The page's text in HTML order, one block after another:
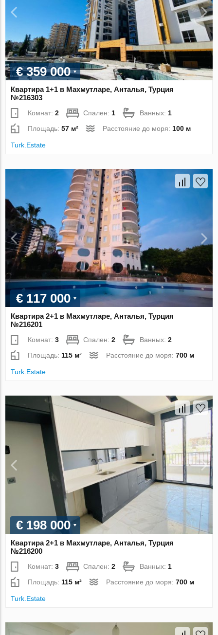
€ 359 000
Квартира 1+1 в Махмутларе, Анталья, Турция
№216303
Комнат:2 Спален:1 Ванных:1
Площадь:57 м² Расстояние до моря:100 м
Turk.Estate
€ 117 000
Квартира 2+1 в Махмутларе, Анталья, Турция
№216201
Комнат:3 Спален:2 Ванных:2
Площадь: 115 м² Расстояние до моря:700 м
Turk.Estate
€ 198 000
Квартира 2+1 в Махмутларе, Анталья, Турция
№216200
Комнат:3 Спален:2 Ванных: 1
Площадь: 115 м² Расстояние до моря:700 м
Turk.Estate